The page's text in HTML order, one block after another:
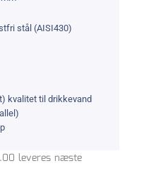
stål (AISI430)
kvalitet til drikkevand
leveres næste